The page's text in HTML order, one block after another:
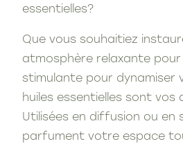
essentielles?
Que vous souhaitiez
atmosphère relaxante pour
stimulante pour dynamiser
huiles essentielles sont vos
Utilisées en diffusion ou en
parfument votre espace